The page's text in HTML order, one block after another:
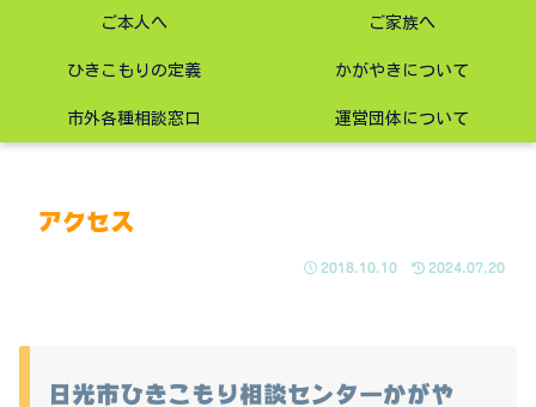
ご本人へ ご家族へ
ひきこもりの定義 かがやきについて
市外各種相談窓口 運営団体について
アクセス
2018.10.10 2024.07.20
日光市ひきこもり相談センターかがや